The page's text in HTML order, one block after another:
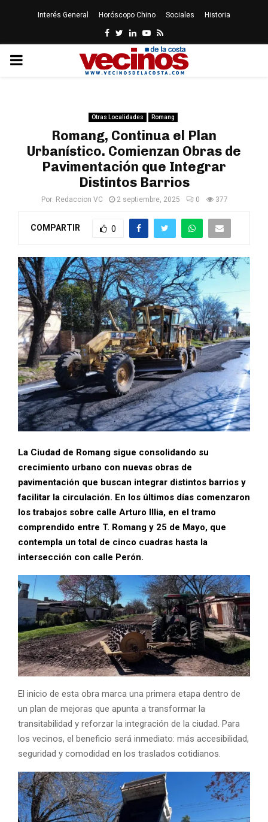
Interés General Horóscopo Chino Sociales Historia
Facebook
Twitter
LinkedinYoutube
Rss
PRIMARY
Otras Localidades Romang
Romang, Continua el Plan
Urbanístico. Comienzan Obras de
Pavimentación que Integrar
Distintos Barrios
Por: Redaccion VC 2 septiembre, 2025 0 377
COMPARTIR 0
La Ciudad de Romang sigue consolidando su
crecimiento urbano con nuevas obras de
pavimentación que buscan integrar distintos barrios y
facilitar la circulación. En los últimos días comenzaron
los trabajos sobre calle Arturo Illia, en el tramo
comprendido entre T. Romang y 25 de Mayo, que
contempla un total de cinco cuadras hasta la
intersección con calle Perón.
El inicio de esta obra marca una primera etapa dentro de
un plan de mejoras que apunta a transformar la
transitabilidad y reforzar la integración de la ciudad. Para
los vecinos, el beneficio será inmediato: más accesibilidad,
seguridad y comodidad en los traslados cotidianos.